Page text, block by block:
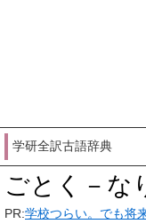
学研全訳古語辞典
ごとく－な
PR:学校つらい。でも将